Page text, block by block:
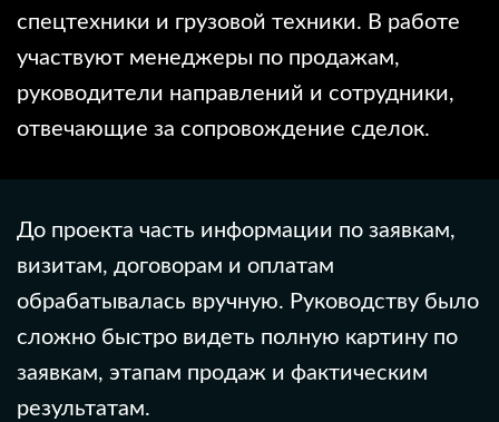
спецтехники и грузовой техники. В работе
участвуют менеджеры по продажам,
руководители направлений и сотрудники,
отвечающие за сопровождение сделок.
До проекта часть информации по заявкам,
визитам, договорам и оплатам
обрабатывалась вручную. Руководству было
сложно быстро видеть полную картину по
заявкам, этапам продаж и фактическим
результатам.